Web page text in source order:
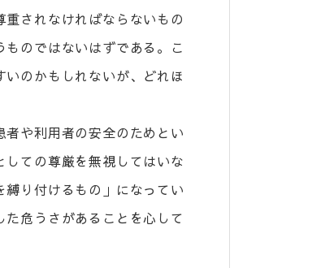
されなければならないもの
のではないはずである。こ
のかもしれないが、どれほ
や利用者の安全のためとい
ての尊厳を無視してはいな
り付けるもの」になってい
危うさがあることを心して